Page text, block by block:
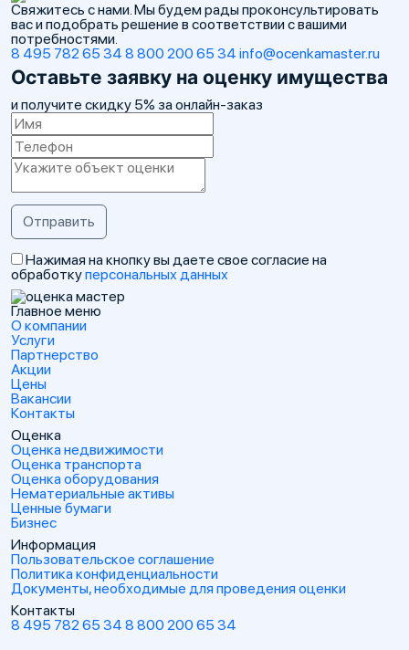
Свяжитесь с нами. Мы будем рады проконсультировать
вас и подобрать решение в соответствии с вашими
потребностями.
8 495 782 65 34 8 800 200 65 34 info@ocenkamaster.ru
Оставьте заявку на оценку имущества
и получите скидку 5% за онлайн-заказ
Нажимая на кнопку вы даете свое согласие на
обработкуперсональных данных
Главное меню
О компании
Услуги
Партнерство
Акции
Цены
Вакансии
Контакты
Оценка
Оценка недвижимости
Оценка транспорта
Оценка оборудования
Нематериальные активы
Ценные бумаги
Бизнес
Информация
Пользовательское соглашение
Политика конфиденциальности
Документы, необходимые для проведения оценки
Контакты
8 495 782 65 34 8 800 200 65 34